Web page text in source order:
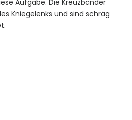
Aufgabe. Die Kreuzbänder
Kniegelenks und sind schräg